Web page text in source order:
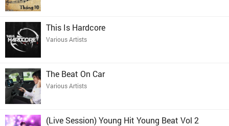
This Is Hardcore
Various Artists
The Beat On Car
Various Artists
(Live Session) Young Hit Young Beat Vol 2